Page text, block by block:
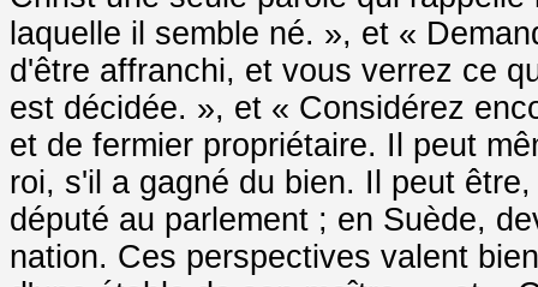
laquelle il semble né. », et «
d'être affranchi, et vous verrez ce
est décidée. », et « Considérez
et de fermier propriétaire. Il peut
roi, s'il a gagné du bien. Il peut
député au parlement ; en Suède,
nation. Ces perspectives valent